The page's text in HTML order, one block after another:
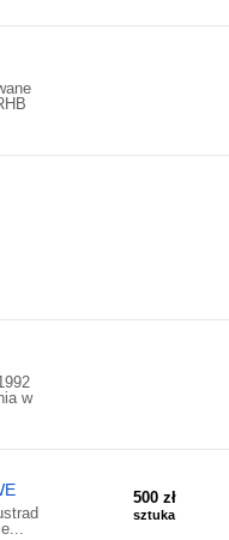
w
500 zł
sztuka